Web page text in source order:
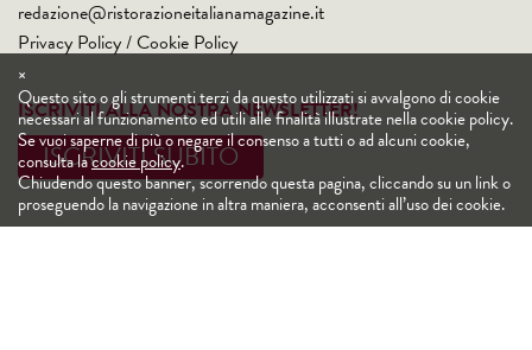
redazione@ristorazioneitalianamagazine.it
Privacy Policy/Cookie Policy
ISCRIVITI ALLA NOSTRA NEWSLETTER!
ISCRIVITI SUBITO
×
Questo sito o gli strumenti terzi da questo utilizzati si avvalgono di cookie
necessari al funzionamento ed utili alle finalità illustrate nella cookie policy.
Se vuoi saperne di più o negare il consenso a tutti o ad alcuni cookie,
consulta lacookie policy.
Chiudendo questo banner, scorrendo questa pagina, cliccando su un link o
proseguendo la navigazione in altra maniera, acconsenti all’uso dei cookie.